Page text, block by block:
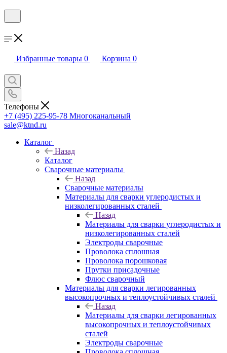
Избранные товары 0 Корзина 0
Телефоны
+7 (495) 225-95-78 Многоканальный
sale@ktnd.ru
Каталог
Назад
Каталог
Сварочные материалы
Назад
Сварочные материалы
Материалы для сварки углеродистых и
низколегированных сталей
Назад
Материалы для сварки углеродистых и
низколегированных сталей
Электроды сварочные
Проволока сплошная
Проволока порошковая
Прутки присадочные
Флюс сварочный
Материалы для сварки легированных
высокопрочных и теплоустойчивых сталей
Назад
Материалы для сварки легированных
высокопрочных и теплоустойчивых
сталей
Электроды сварочные